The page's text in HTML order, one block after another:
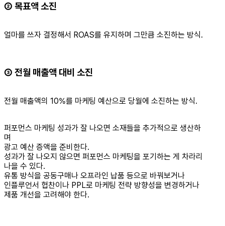
② 목표액 소진
얼마를 쓰자 결정해서 ROAS를 유지하며 그만큼 소진하는 방식.
③ 전월 매출액 대비 소진
전월 매출액의 10%를 마케팅 예산으로 당월에 소진하는 방식.
퍼포먼스 마케팅 성과가 잘 나오면 소재들을 추가적으로 생산하
며
광고 예산 증액을 준비한다.
성과가 잘 나오지 않으면 퍼포먼스 마케팅을 포기하는 게 차라리
나을 수 있다.
유통 방식을 공동구매나 오프라인 납품 등으로 바꿔보거나
인플루언서 협찬이나 PPL로 마케팅 전략 방향성을 변경하거나
제품 개선을 고려해야 한다.